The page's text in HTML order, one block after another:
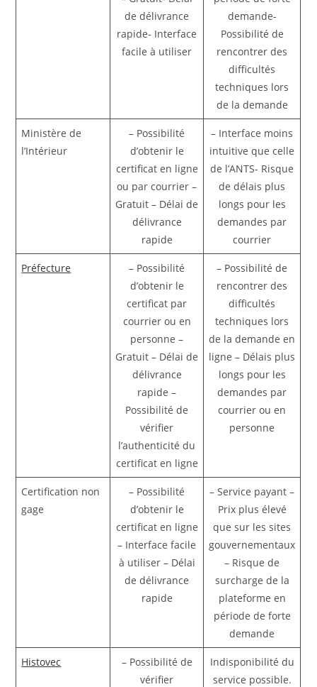
de délivrance
rapide- Interface
facile à utiliser
demande-
Possibilité de
rencontrer des
difficultés
techniques lors
de la demande
Ministère de
l’Intérieur
– Possibilité
d’obtenir le
certificat en ligne
ou par courrier –
Gratuit – Délai de
délivrance
rapide
– Interface moins
intuitive que celle
de l’ANTS- Risque
de délais plus
longs pour les
demandes par
courrier
Préfecture
– Possibilité
d’obtenir le
certificat par
courrier ou en
personne –
Gratuit – Délai de
délivrance
rapide –
Possibilité de
vérifier
l’authenticité du
certificat en ligne
– Possibilité de
rencontrer des
difficultés
techniques lors
de la demande en
ligne – Délais plus
longs pour les
demandes par
courrier ou en
personne
Certification non
gage
– Possibilité
d’obtenir le
certificat en ligne
– Interface facile
à utiliser – Délai
de délivrance
rapide
– Service payant –
Prix plus élevé
que sur les sites
gouvernementaux
– Risque de
surcharge de la
plateforme en
période de forte
demande
Histovec
– Possibilité de
vérifier
Indisponibilité du
service possible.